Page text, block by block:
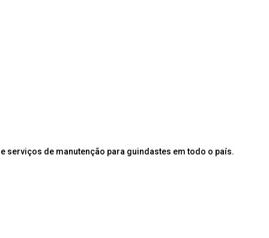
serviços de manutenção para guindastes em todo o país.